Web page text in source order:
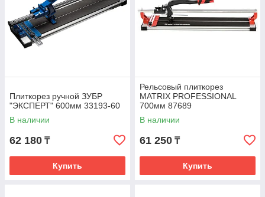
Плиткорез ручной ЗУБР
"ЭКСПЕРТ" 600мм 33193-60
В наличии
62 180 ₸
Купить
Рельсовый плиткорез
MATRIX PROFESSIONAL
700мм 87689
В наличии
61 250 ₸
Купить